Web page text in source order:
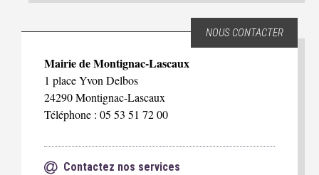
NOUS CONTACTER
Mairie de Montignac-Lascaux
1 place Yvon Delbos
24290 Montignac-Lascaux
Téléphone : 05 53 51 72 00
Contactez nos services